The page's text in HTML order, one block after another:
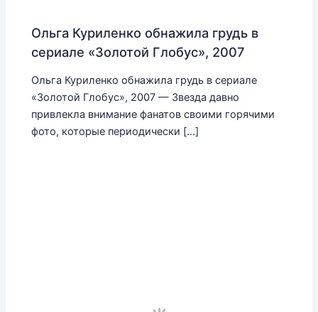
Ольга Куриленко обнажила грудь в
сериале «Золотой Глобус», 2007
Ольга Куриленко обнажила грудь в сериале
«Золотой Глобус», 2007 — Звезда давно
привлекла внимание фанатов своими горячими
фото, которые периодически […]